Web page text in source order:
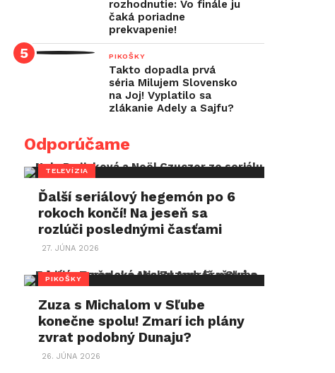
rozhodnutie: Vo finále ju
čaká poriadne
prekvapenie!
PIKOŠKY
Takto dopadla prvá
séria Milujem Slovensko
na Joj! Vyplatilo sa
zlákanie Adely a Sajfu?
Odporúčame
TELEVÍZIA
Ďalší seriálový hegemón po 6
rokoch končí! Na jeseň sa
rozlúči poslednými časťami
27. JÚNA 2026
PIKOŠKY
Zuza s Michalom v Sľube
konečne spolu! Zmarí ich plány
zvrat podobný Dunaju?
26. JÚNA 2026